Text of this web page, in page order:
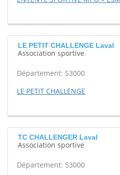
LE PETIT CHALLENGE Laval
Association sportive
Département: 53000
LE PETIT CHALLENGE
TC CHALLENGER Laval
Association sportive
Département: 53000